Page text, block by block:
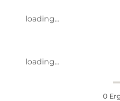
loading...
loading...
0